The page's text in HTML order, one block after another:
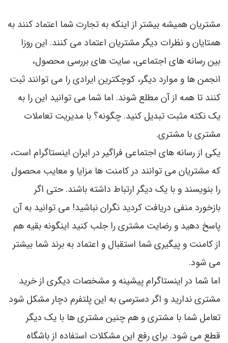
مشتریان همیشه بیشتر از اینکه به تجارت شما اعتماد کنند به
همتایان و نظرات دیگر مشتریان اعتماد می کنند. این روزا
بین رسانه های اجتماعی، سایت های بررسی محصول،
انجمن ها و موارد دیگر، کوچکترین ایرادی را می توانند ثبت
کنند تا همه از آن مطلع شوند. اما شما می توانید این را به
یک نکته مثبت تبدیل کنید. چگونه؟ با مدیریت تعاملات
مشتری با مشتری.
یکی از رسانه های اجتماعی فراگیر در ایران اینستاگرام است،
که مشتریان می توانند در کامنت ها مزایا و معایب محصول
را بنویسند و با یک دیگر ارتباط داشته باشند. حتی اگر
بازخورد منفی دریافت کردید نگران نباشید! می توانید به آن
پاسخ دهید و رضایت مشتری را جلب کنید اینگونه بقیه هم
از کامنت و پیگیری شما استقبال و اعتماد به برند شما بیشتر
می شود.
اما شما در اینستاگرام پیشینه و مشخصات دیگری از خرید
مشتری ندارید و اگر دسترسي به اين پلتفرم دچار مشکل شود
تعامل شما با مشتری و هم چنين مشتری ها با یک دیگر
قطع می شود. برای رفع این مشکلات استفاده از باشگاه